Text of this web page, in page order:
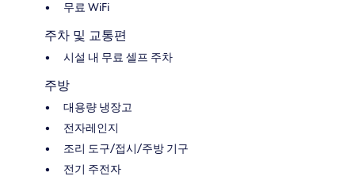
무료 WiFi
주차 및 교통편
시설 내 무료 셀프 주차
주방
대용량 냉장고
전자레인지
조리 도구/접시/주방 기구
전기 주전자